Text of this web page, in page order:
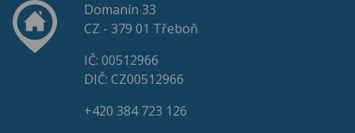
Domanín 33
CZ - 379 01 Třeboň
IČ: 00512966
DIČ: CZ00512966
+420 384 723 126